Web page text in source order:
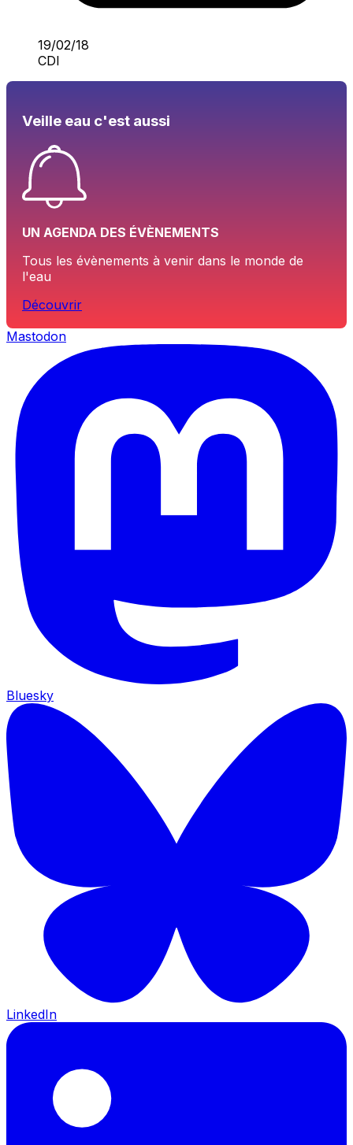
19/02/18
CDI
Veille eau c'est aussi
UN AGENDA DES ÉVÈNEMENTS
Tous les évènements à venir dans le monde de
l'eau
Découvrir
Mastodon
Bluesky
LinkedIn